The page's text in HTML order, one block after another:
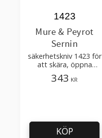
Mure & Peyrot
Sernin
säkerhetskniv 1423 för
att skära, öppna
förpackningar
1423
343 KR
KÖP